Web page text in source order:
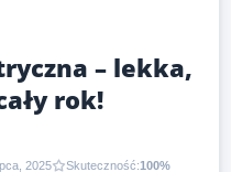
– lekka,
rok!
2025 Skuteczność:100%